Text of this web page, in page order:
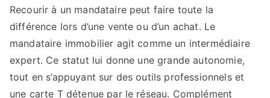
à
un
mandataire
immobilier
bonne
Recourir à un mandataire peut faire toute la
différence lors d’une vente ou d’un achat. Le
mandataire immobilier agit comme un intermédiaire
expert. Ce statut lui donne une grande autonomie,
tout en s’appuyant sur des outils professionnels et
une carte T détenue par le réseau. Complément